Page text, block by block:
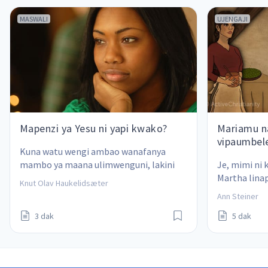
MASWALI
Mapenzi ya Yesu ni yapi kwako?
Kuna watu wengi ambao wanafanya
mambo ya maana ulimwenguni, lakini
kusudi la maisha yako ni nini?
Knut Olav Haukelidsæter
3 dak
UJENGAJI
Mariamu
Je, mimi ni
Martha
wangu na
Ann Steiner
5 dak